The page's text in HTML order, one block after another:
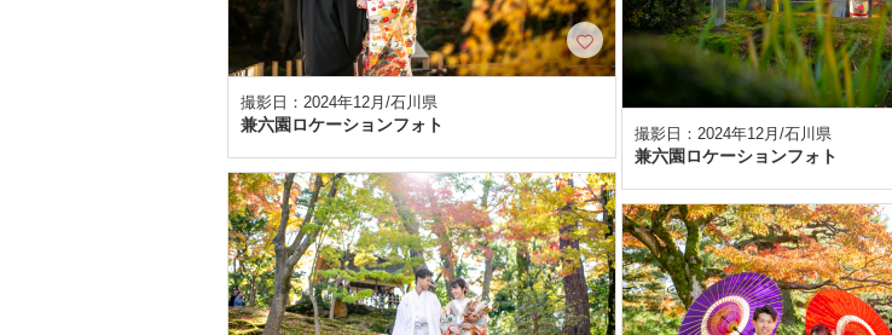
撮影日：2024年12月/石川県
兼六園ロケーションフォト 撮影日：2024年12月/石川県
兼六園ロケーションフォト